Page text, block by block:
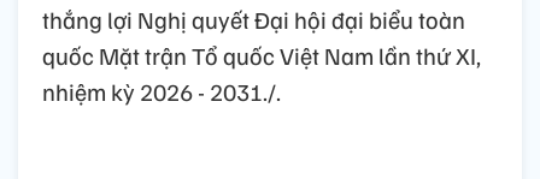
thắng lợi Nghị quyết Đại hội đại biểu toàn
quốc Mặt trận Tổ quốc Việt Nam lần thứ XI,
nhiệm kỳ 2026 - 2031./.